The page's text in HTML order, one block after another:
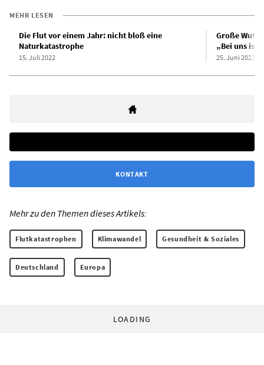
MEHR LESEN
Die Flut vor einem Jahr: nicht bloß eine
Naturkatastrophe
15. Juli 2022
Große Wut
„Bei uns ist
25. Juni 2022
KONTAKT
Mehr zu den Themen dieses Artikels:
Flutkatastrophen Klimawandel Gesundheit & Soziales
Deutschland Europa
LOADING